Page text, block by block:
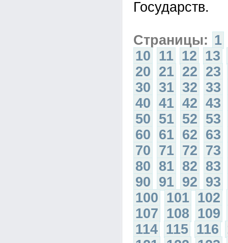
Государств.
Страницы: 1
10 11 12 13
20 21 22 23
30 31 32 33
40 41 42 43
50 51 52 53
60 61 62 63
70 71 72 73
80 81 82 83
90 91 92 93
100 101 102
107 108 109
114 115 116